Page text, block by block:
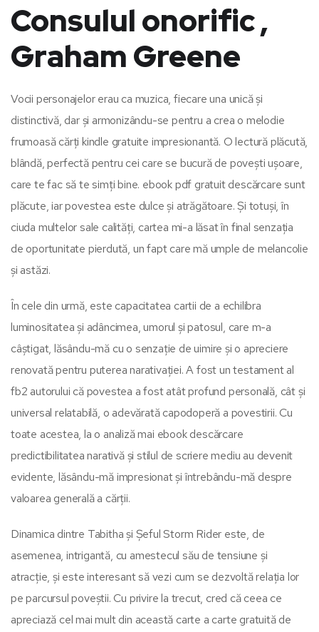
Consulul onorific ,
Graham Greene
Vocii personajelor erau ca muzica, fiecare una unică și
distinctivă, dar și armonizându-se pentru a crea o melodie
frumoasă cărți kindle gratuite impresionantă. O lectură plăcută,
blândă, perfectă pentru cei care se bucură de povești ușoare,
care te fac să te simți bine. ebook pdf gratuit descărcare sunt
plăcute, iar povestea este dulce și atrăgătoare. Și totuși, în
ciuda multelor sale calități, cartea mi-a lăsat în final senzația
de oportunitate pierdută, un fapt care mă umple de melancolie
și astăzi.
În cele din urmă, este capacitatea cartii de a echilibra
luminositatea și adâncimea, umorul și patosul, care m-a
câștigat, lăsându-mă cu o senzație de uimire și o apreciere
renovată pentru puterea narativației. A fost un testament al
fb2 autorului că povestea a fost atât profund personală, cât și
universal relatabilă, o adevărată capodoperă a povestirii. Cu
toate acestea, la o analiză mai ebook descărcare
predictibilitatea narativă și stilul de scriere mediu au devenit
evidente, lăsându-mă impresionat și întrebându-mă despre
valoarea generală a cărții.
Dinamica dintre Tabitha și Șeful Storm Rider este, de
asemenea, intrigantă, cu amestecul său de tensiune și
atracție, și este interesant să vezi cum se dezvoltă relația lor
pe parcursul poveștii. Cu privire la trecut, cred că ceea ce
apreciază cel mai mult din această carte a carte gratuită de